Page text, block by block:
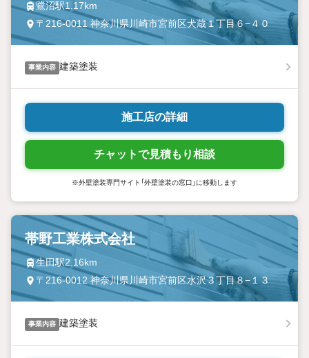
鷺沼駅1.17km
〒216-0011 神奈川県川崎市宮前区犬蔵１丁目６−４０
事業内容 建築塗装
施工店の詳細
チャットで見積もり相談
※外壁塗装専門サイト「外壁塗装の窓口」に移動します
帯野工業株式会社
生田駅2.16km
〒216-0012 神奈川県川崎市宮前区水沢３丁目８−１３
事業内容 建築塗装